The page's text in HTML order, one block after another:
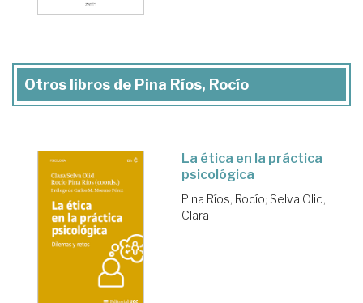
Otros libros de Pina Ríos, Rocío
La ética en la práctica
psicológica
Pina Ríos, Rocío; Selva Olid,
Clara